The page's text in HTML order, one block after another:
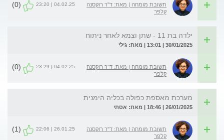
תשובת מומחה | מאת: ד"ר רוקסנה
קלפר
04.02.25 | 23:20
(0)
ילדה בת 11 - שתן וצמא לאחר ניתוח
30/01/2025 | 13:01 | מאת: גילי
תשובת מומחה | מאת: ד"ר רוקסנה
קלפר
04.02.25 | 23:29
(0)
מערכת מאספת כפולה בכליה הימנית
26/01/2025 | 18:46 | מאת: אסתי
תשובת מומחה | מאת: ד"ר רוקסנה
קלפר
26.01.25 | 22:06
(1)